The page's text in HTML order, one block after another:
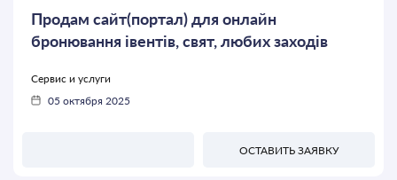
Продам сайт(портал) для онлайн
бронювання івентів, свят, любих заходів
Сервис и услуги
05 октября 2025
ОСТАВИТЬ ЗАЯВКУ